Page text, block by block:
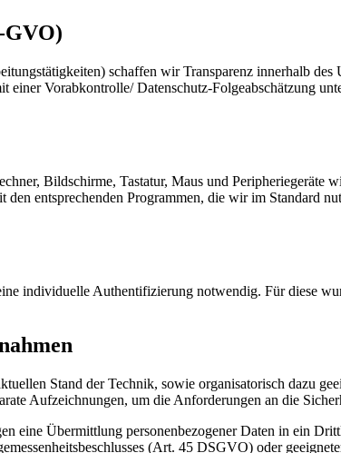
GVO)
schaffen wir Transparenz innerhalb
einer Vorabkontrolle/ Datenschutz-Folgeabschätzung
Bildschirme, Tastatur, Maus und
entsprechenden Programmen, die wir im Standard
individuelle Authentifizierung notwendig. Für diese
Stand der Technik, sowie organisatorisch dazu
Aufzeichnungen, um die Anforderungen an die
eine Übermittlung personenbezogener Daten in ein
(Art. 45 DSGVO) oder